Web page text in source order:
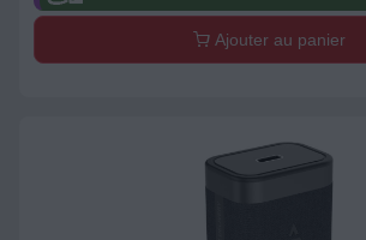
Ajouter au panier